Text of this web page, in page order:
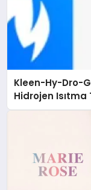
Kleen-Hy-Dro-
Hidrojen Isıtma
Düzenleyici